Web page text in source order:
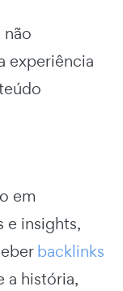
experiência
em
e insights,
backlinks
a história,